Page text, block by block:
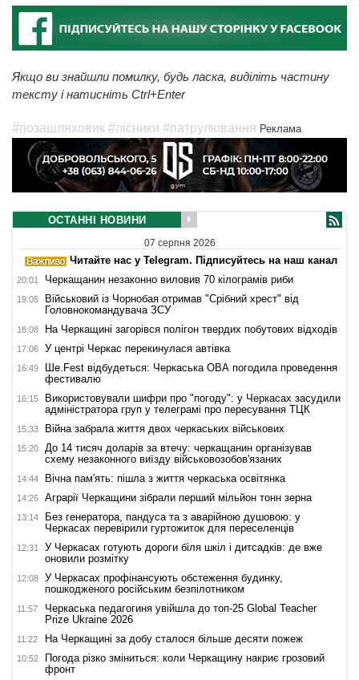
Якщо ви знайшли помилку, будь ласка, виділіть частину
тексту і натисніть Ctrl+Enter
#позашляховик #лісники #патрулювання Реклама
ОСТАННІ НОВИНИ
07 серпня 2026
Читайте нас у Telegram. Підписуйтесь на наш канал
20:01 Черкащанин незаконно виловив 70 кілограмів риби
19:05
Військовий із Чорнобая отримав "Срібний хрест" від
Головнокомандувача ЗСУ
18:08 На Черкащині загорівся полігон твердих побутових відходів
17:06 У центрі Черкас перекинулася автівка
16:49
Ше.Fest відбудеться: Черкаська ОВА погодила проведення
фестивалю
16:15
Використовували шифри про "погоду": у Черкасах засудили
адміністратора груп у телеграмі про пересування ТЦК
15:33 Війна забрала життя двох черкаських військових
15:20
До 14 тисяч доларів за втечу: черкащанин організував
схему незаконного виїзду військовозобов'язаних
14:44 Вічна пам'ять: пішла з життя черкаська освітянка
14:26 Аграрії Черкащини зібрали перший мільйон тонн зерна
13:14
Без генератора, пандуса та з аварійною душовою: у
Черкасах перевірили гуртожиток для переселенців
12:31
У Черкасах готують дороги біля шкіл і дитсадків: де вже
оновили розмітку
12:08
У Черкасах профінансують обстеження будинку,
пошкодженого російським безпілотником
11:57
Черкаська педагогиня увійшла до топ-25 Global Teacher
Prize Ukraine 2026
11:22 На Черкащині за добу сталося більше десяти пожеж
10:52
Погода різко зміниться: коли Черкащину накриє грозовий
фронт